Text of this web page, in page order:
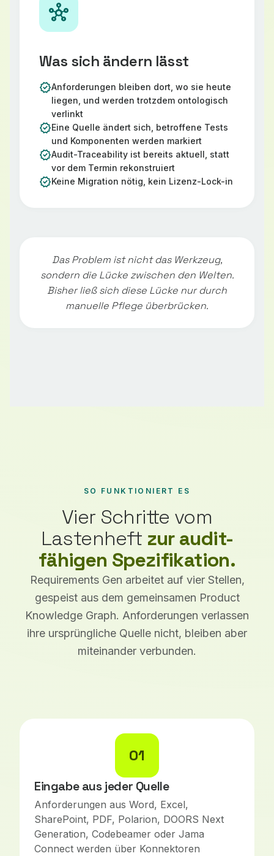
hub
Was sich ändern lässt
verifiedAnforderungen bleiben dort, wo sie heute
liegen, und werden trotzdem ontologisch
verlinkt
verifiedEine Quelle ändert sich, betroffene Tests
und Komponenten werden markiert
verifiedAudit-Traceability ist bereits aktuell, statt
vor dem Termin rekonstruiert
verifiedKeine Migration nötig, kein Lizenz-Lock-in
Das Problem ist nicht das Werkzeug,
sondern die Lücke zwischen den Welten.
Bisher ließ sich diese Lücke nur durch
manuelle Pflege überbrücken.
SO FUNKTIONIERT ES
Vier Schritte vom
Lastenheft zur audit-
fähigen Spezifikation.
Requirements Gen arbeitet auf vier Stellen,
gespeist aus dem gemeinsamen Product
Knowledge Graph. Anforderungen verlassen
ihre ursprüngliche Quelle nicht, bleiben aber
miteinander verbunden.
01
Eingabe aus jeder Quelle
Anforderungen aus Word, Excel,
SharePoint, PDF, Polarion, DOORS Next
Generation, Codebeamer oder Jama
Connect werden über Konnektoren